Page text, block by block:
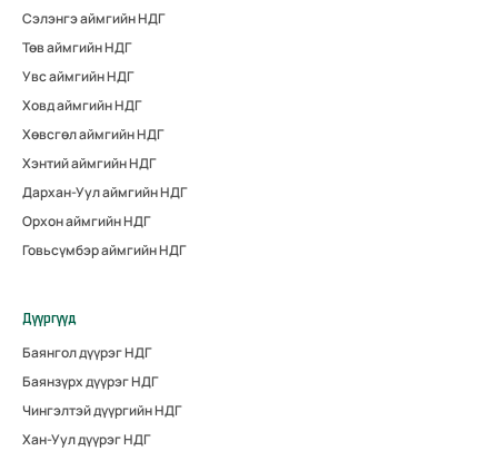
Сэлэнгэ аймгийн НДГ
Төв аймгийн НДГ
Увс аймгийн НДГ
Ховд аймгийн НДГ
Хөвсгөл аймгийн НДГ
Хэнтий аймгийн НДГ
Дархан-Уул аймгийн НДГ
Орхон аймгийн НДГ
Говьсүмбэр аймгийн НДГ
Дүүргүүд
Баянгол дүүрэг НДГ
Баянзүрх дүүрэг НДГ
Чингэлтэй дүүргийн НДГ
Хан-Уул дүүрэг НДГ